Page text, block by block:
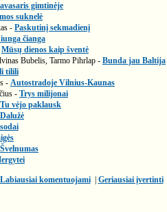
gimtinėje
suknelė
- Paskutinį sekmadienį
čianga
Mūsų dienos kaip šventė
Bubelis, Tarmo Pihrlap - Bunda jau Baltija
tilili
- Autostradoje Vilnius-Kaunas
- Trys milijonai
Tu vėjo paklausk
Dalužė
Švelnumas
Labiausiai komentuojami| Geriausiai įvertinti|